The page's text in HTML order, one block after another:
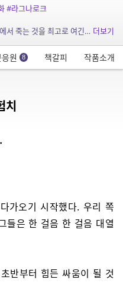
#라그나로크
소개: 중세 북유럽의 노르만족은 전쟁터에서 죽는 것을 최고로 여긴다. 그래야 불사의 몸으로 끝없는 전투를 즐기며 먹고 마시는, 전사들의 천국 <발할라>에 갈 수 있기 때문이다.... 더보기
응원 8 책갈피 작품소개
치
가오기 시작했다. 우리 쪽
들은 한 걸음 한 걸음 대열
반부터 힘든 싸움이 될 것